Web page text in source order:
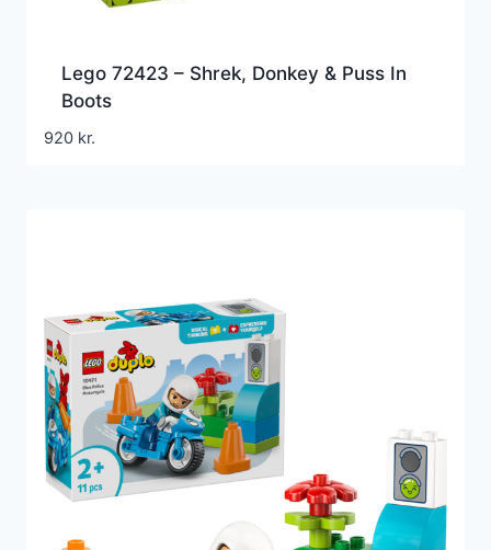
Lego 72423 – Shrek, Donkey & Puss In
Boots
920 kr.